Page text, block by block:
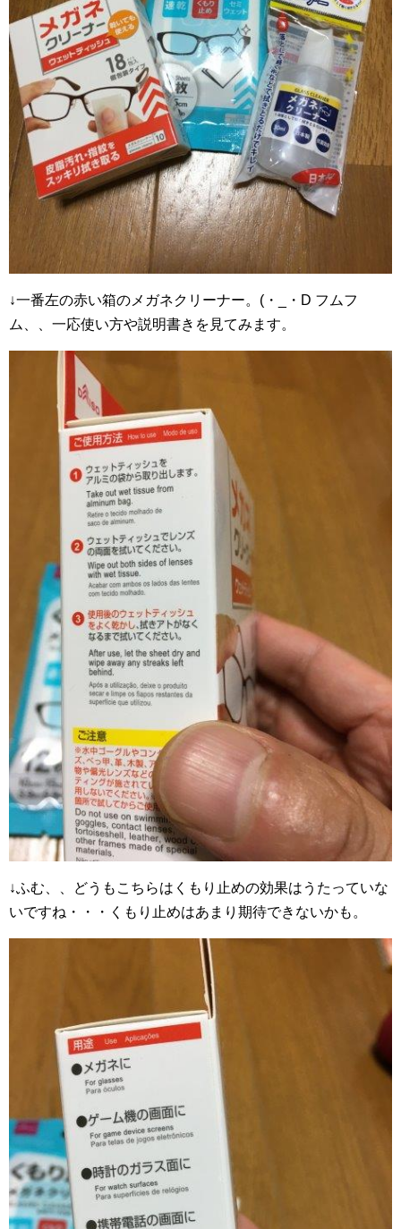
↓一番左の赤い箱のメガネクリーナー。(・_・D フムフ
ム、、一応使い方や説明書きを見てみます。
↓ふむ、、どうもこちらはくもり止めの効果はうたっていな
いですね・・・くもり止めはあまり期待できないかも。